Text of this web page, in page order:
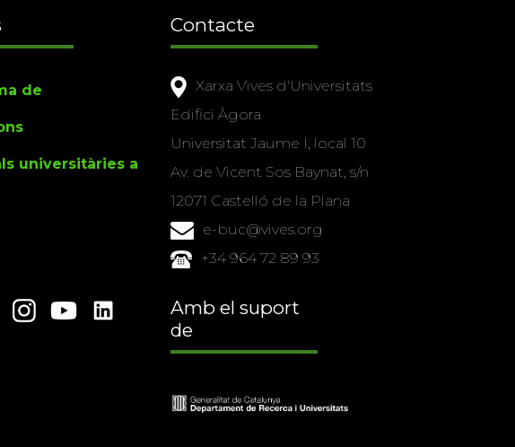
de
universitàries a
Contacte
Xarxa Vives d'Universitats
Edifici Àgora
Universitat Jaume I, local 10
Av. de Vicent Sos Baynat, s/n
12071 Castelló de la Plana
e-buc@vives.org
+34 964 72 89 93
Amb el suport
de